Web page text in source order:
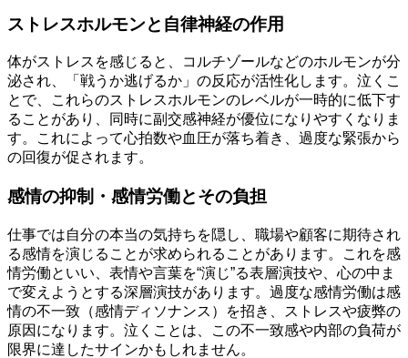
ストレスホルモンと自律神経の作用
体がストレスを感じると、コルチゾールなどのホルモンが分
泌され、「戦うか逃げるか」の反応が活性化します。泣くこ
とで、これらのストレスホルモンのレベルが一時的に低下す
ることがあり、同時に副交感神経が優位になりやすくなりま
す。これによって心拍数や血圧が落ち着き、過度な緊張から
の回復が促されます。
感情の抑制・感情労働とその負担
仕事では自分の本当の気持ちを隠し、職場や顧客に期待され
る感情を演じることが求められることがあります。これを感
情労働といい、表情や言葉を“演じ”る表層演技や、心の中ま
で変えようとする深層演技があります。過度な感情労働は感
情の不一致（感情ディソナンス）を招き、ストレスや疲弊の
原因になります。泣くことは、この不一致感や内部の負荷が
限界に達したサインかもしれません。